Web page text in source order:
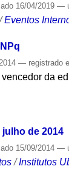
16/04/2019—
/Eventos
— registrado
da
de 2014
15/09/2014—
/Institutos